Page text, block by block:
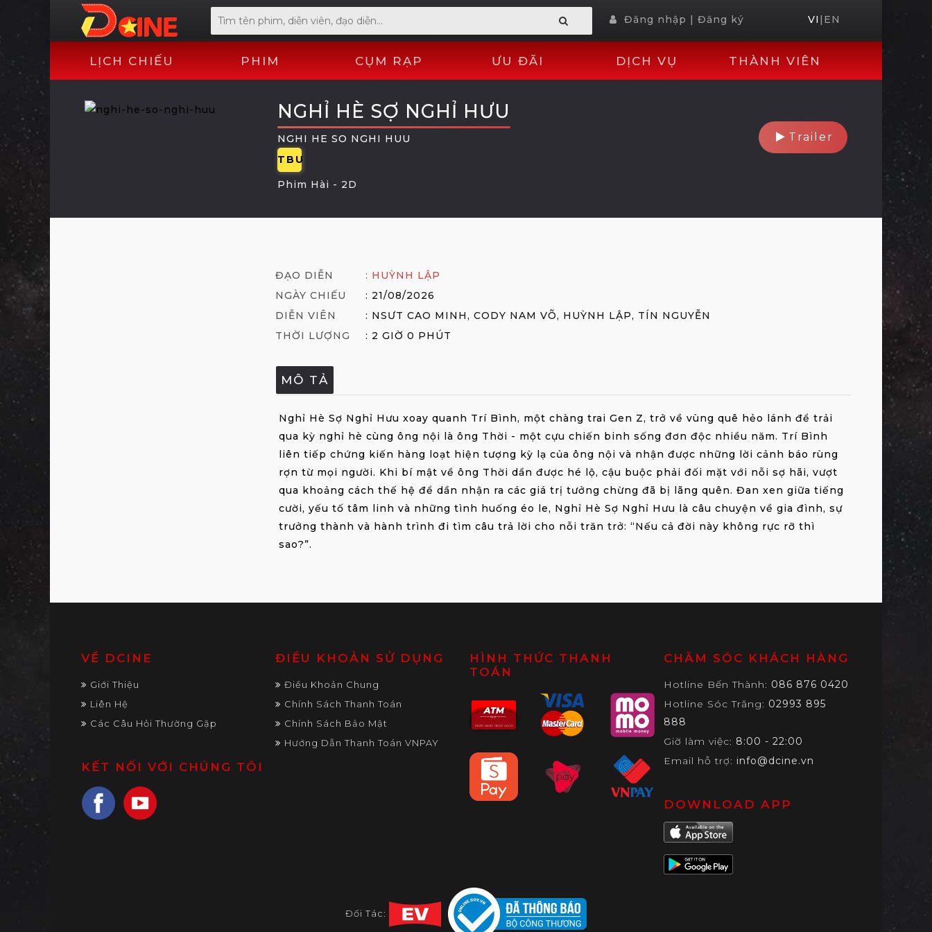
Đăng nhập | Đăng ký VI | EN
LỊCH CHIẾU PHIM CỤM RẠP ƯU ĐÃI DỊCH VỤ THÀNH VIÊN
NGHỈ HÈ SỢ NGHỈ HƯU
NGHI HE SO NGHI HUU
TBU
Phim Hài - 2D
Trailer
ĐẠO DIỄN
: HUỲNH LẬP
NGÀY CHIẾU
: 21/08/2026
DIỄN VIÊN
: NSƯT CAO MINH, CODY NAM VÕ, HUỲNH LẬP, TÍN NGUYỄN
THỜI LƯỢNG
: 2 GIỜ 0 PHÚT
MÔ TẢ
Nghỉ Hè Sợ Nghỉ Hưu xoay quanh Trí Bình, một chàng trai Gen Z, trở về vùng quê hẻo lánh để trải
qua kỳ nghỉ hè cùng ông nội là ông Thời - một cựu chiến binh sống đơn độc nhiều năm. Trí Bình
liên tiếp chứng kiến hàng loạt hiện tượng kỳ lạ của ông nội và nhận được những lời cảnh báo rùng
rợn từ mọi người. Khi bí mật về ông Thời dần được hé lộ, cậu buộc phải đối mặt với nỗi sợ hãi, vượt
qua khoảng cách thế hệ để dần nhận ra các giá trị tưởng chừng đã bị lãng quên. Đan xen giữa tiếng
cười, yếu tố tâm linh và những tình huống éo le, Nghỉ Hè Sợ Nghỉ Hưu là câu chuyện về gia đình, sự
trưởng thành và hành trình đi tìm câu trả lời cho nỗi trăn trở: “Nếu cả đời này không rực rỡ thì
sao?”.
VỀ DCINE
Giới Thiệu
Liên Hệ
Các Câu Hỏi Thường Gặp
KẾT NỐI VỚI CHÚNG TÔI
ĐIỀU KHOẢN SỬ DỤNG
Điều Khoản Chung
Chính Sách Thanh Toán
Chính Sách Bảo Mật
Hướng Dẫn Thanh Toán VNPAY
HÌNH THỨC THANH
TOÁN
CHĂM SÓC KHÁCH HÀNG
Hotline Bến Thành: 086 876 0420
Hotline Sóc Trăng: 02993 895
888
Giờ làm việc: 8:00 - 22:00
Email hỗ trợ: info@dcine.vn
DOWNLOAD APP
Đối Tác: